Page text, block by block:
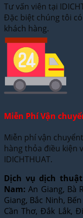
Tư vấn viên tại
Đặc biệt chúng tôi
khách hàng.
Miễn Phí Vận
Miễn phí vận
hàng thỏa điều kiện
IDICHTHUAT.
Dịch vụ dịch
Nam: An Giang, Bà
Giang, Bắc Ninh,
Cần Thơ, Đắk Lắk,